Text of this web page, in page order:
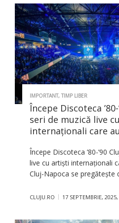
IMPORTANT, TIMP LIBER
Începe Discoteca
seri de muzică live
internaționali care
Începe Discoteca ’80-’90
live cu artiști internaționali
Cluj-Napoca se pregătește
CLUJU.RO 17 SEPTEMBRIE,